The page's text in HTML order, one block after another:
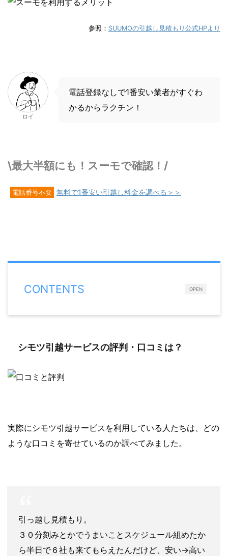
参照： SUUMOの引越し見積もり公式HPより
ロイ
電話登録なしで1番安い業者がすぐわ
かるからラクチン！
\最大半額にも！スーモで確認！/
電話番号不要 無料で1番安い引越し料金を調べる＞＞
OPEN
CONTENTS
シモツ引越サービスの評判・口コミは？
実際にシモツ引越サービスを利用している人たちは、どの
ような口コミを寄せているのか調べてみました。
引っ越し見積もり。
３０分刻みとかでうまいことスケジュール組めたか
ら半日で６社も来てもらえたんだけど、安い→高い